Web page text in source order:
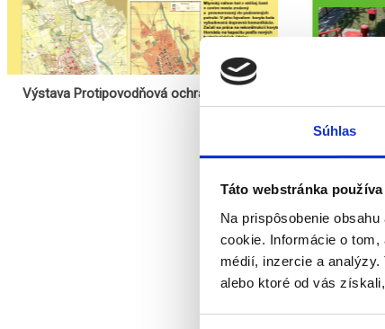
Súhlas
Táto webstránka
Na prispôsobenie
cookie. Informácie o
médií, inzercie a
alebo ktoré od vás
Výstava Protipovodňová ochrana Košice